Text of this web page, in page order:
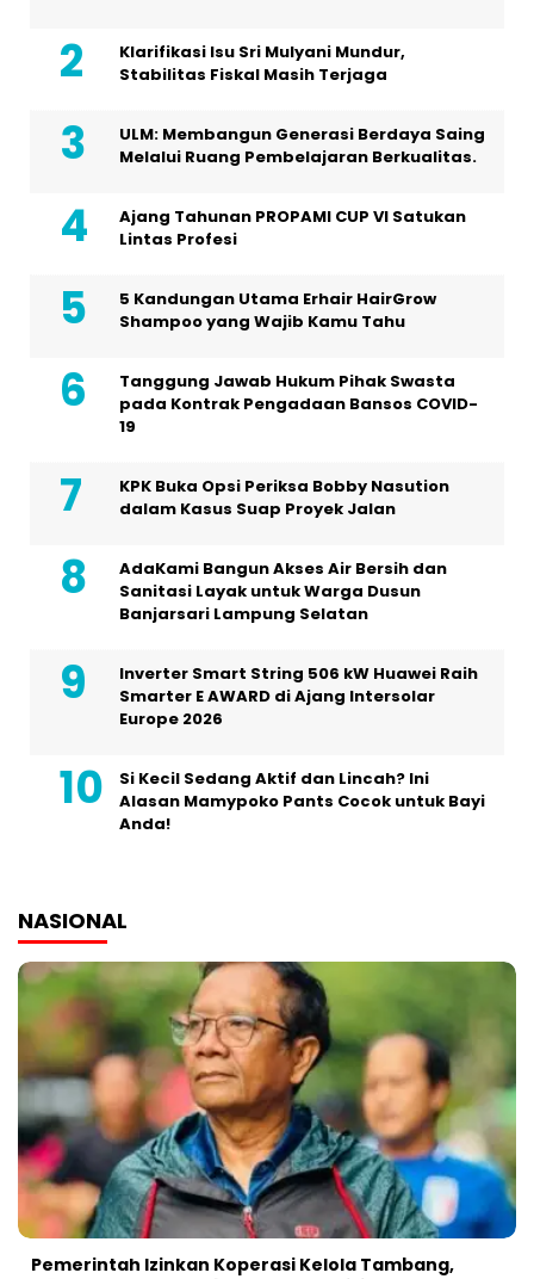
Klarifikasi Isu Sri Mulyani Mundur,
Stabilitas Fiskal Masih Terjaga
ULM: Membangun Generasi Berdaya Saing
Melalui Ruang Pembelajaran Berkualitas.
Ajang Tahunan PROPAMI CUP VI Satukan
Lintas Profesi
5 Kandungan Utama Erhair HairGrow
Shampoo yang Wajib Kamu Tahu
Tanggung Jawab Hukum Pihak Swasta
pada Kontrak Pengadaan Bansos COVID-
19
KPK Buka Opsi Periksa Bobby Nasution
dalam Kasus Suap Proyek Jalan
AdaKami Bangun Akses Air Bersih dan
Sanitasi Layak untuk Warga Dusun
Banjarsari Lampung Selatan
Inverter Smart String 506 kW Huawei Raih
Smarter E AWARD di Ajang Intersolar
Europe 2026
Si Kecil Sedang Aktif dan Lincah? Ini
Alasan Mamypoko Pants Cocok untuk Bayi
Anda!
NASIONAL
Pemerintah Izinkan Koperasi Kelola Tambang,